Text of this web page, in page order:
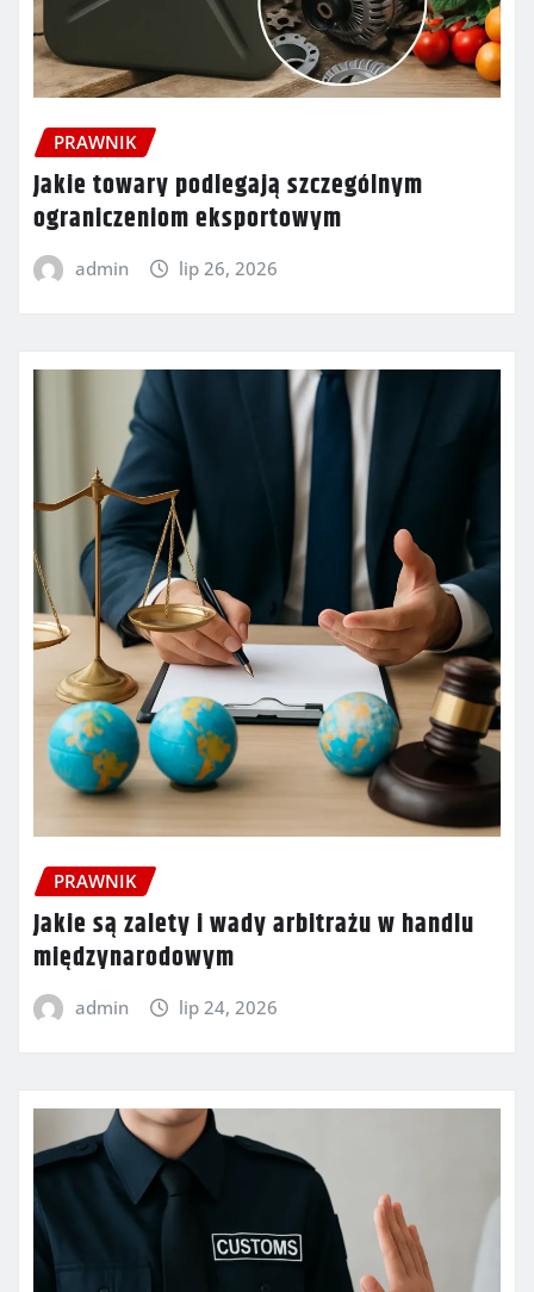
PRAWNIK
Jakie towary podlegają szczególnym
ograniczeniom eksportowym
admin lip 26, 2026
PRAWNIK
Jakie są zalety i wady arbitrażu w handlu
międzynarodowym
admin lip 24, 2026